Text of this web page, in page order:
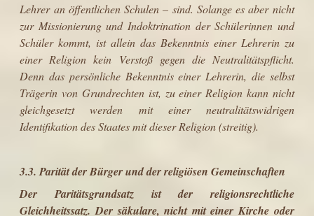
Lehrer an öffentlichen Schulen – sind. Solange es aber nicht
zur Missionierung und Indoktrination der Schülerinnen und
Schüler kommt, ist allein das Bekenntnis einer Lehrerin zu
einer Religion kein Verstoß gegen die Neutralitätspflicht.
Denn das persönliche Bekenntnis einer Lehrerin, die selbst
Trägerin von Grundrechten ist, zu einer Religion kann nicht
gleich­gesetzt werden mit einer neutralitätswidrigen
Identifikation des Staates mit dieser Religion (streitig).
3.3. Parität der Bürger und der religiösen Gemeinschaften
Der Paritätsgrundsatz ist der religionsrechtliche
Gleichheitssatz. Der säkulare, nicht mit einer Kirche oder